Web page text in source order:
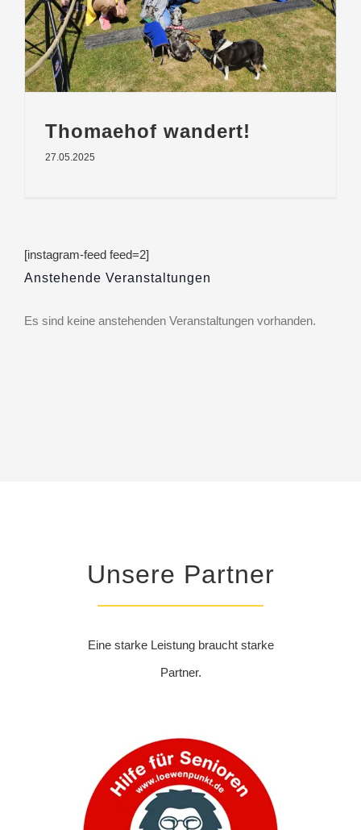
Thomaehof wandert!
27.05.2025
[instagram-feed feed=2]
Anstehende Veranstaltungen
Es sind keine anstehenden Veranstaltungen vorhanden.
Unsere Partner
Eine starke Leistung braucht starke
Partner.